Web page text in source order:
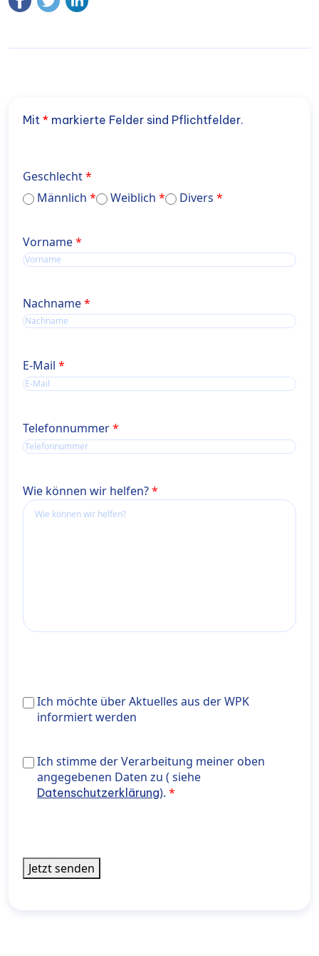
Mit * markierte Felder sind Pflichtfelder.
Geschlecht
Männlich
Weiblich Divers
Name
Vorname
Name
Nachname
E-Mail
Telefonnummer
Wie können wir helfen?
Ich
möchte
aus
der
WPK
Ich möchte über Aktuelles aus der WPK
informiert werden
Ich stimme der Verarbeitung meiner oben
Daten zu ( siehe <a href="https://wiener-
privatklinik.com/datenschutzerklaerung/"
Ich stimme der Verarbeitung meiner oben
angegebenen Daten zu ( siehe
Datenschutzerklärung).
Jetzt senden